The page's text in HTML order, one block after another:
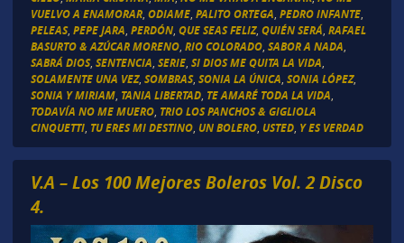
VUELVO A ENAMORAR, ODIAME, PALITO ORTEGA PEDRO INFANTE,
PELEAS, PEPE JARA PERDÓN, QUE SEAS FELIZ, QUIÉN SERÁ RAFAEL
BASURTO & AZÚCAR MORENO, RIO COLORADO, SABOR A NADA
SABRÁ DIOS, SENTENCIA SERIE, SI DIOS ME QUITA LA VIDA
SOLAMENTE UNA VEZ, SOMBRAS, SONIA LA ÚNICA SONIA LÓPEZ,
SONIA Y MIRIAM, TANIA LIBERTAD, TE AMARÉ TODA LA VIDA
TODAVÍA NO ME MUERO, TRIO LOS PANCHOS & GIGLIOLA
CINQUETTI, TU ERES MI DESTINO, UN BOLERO, USTED, Y ES VERDAD
V.A – Los 100 Mejores Boleros Vol. 2 Disco
4.